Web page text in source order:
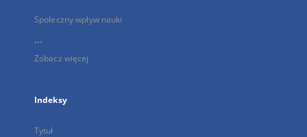
Społeczny wpływ nauki
...
Zobacz więcej
Indeksy
Tytuł